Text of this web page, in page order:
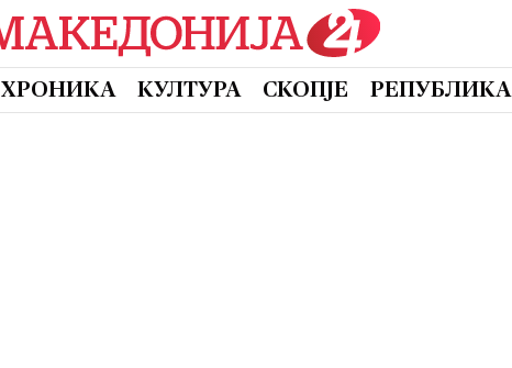
ХРОНИКА КУЛТУРА СКОПЈЕ РЕПУБЛИКА